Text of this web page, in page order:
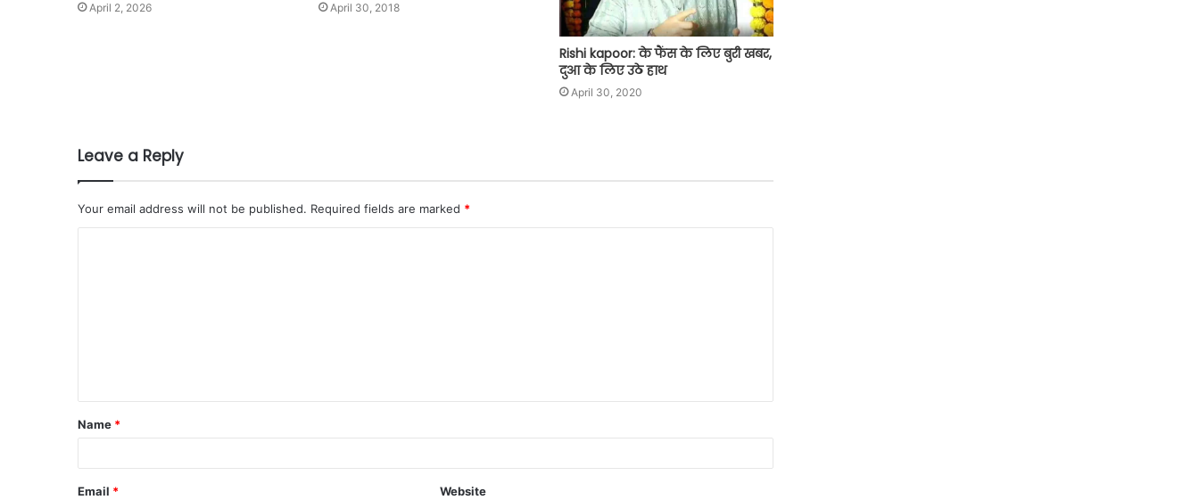
April 2, 2026 April 30, 2018
Rishi kapoor: के फैंस के लिए बुरी खबर,
दुआ के लिए उठे हाथ
April 30, 2020
Leave a Reply
Your email address will not be published. Required fields are marked *
Name *
Email * Website